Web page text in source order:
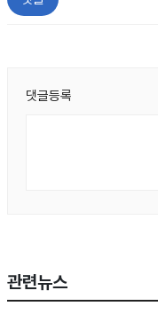
댓글등록
관련뉴스